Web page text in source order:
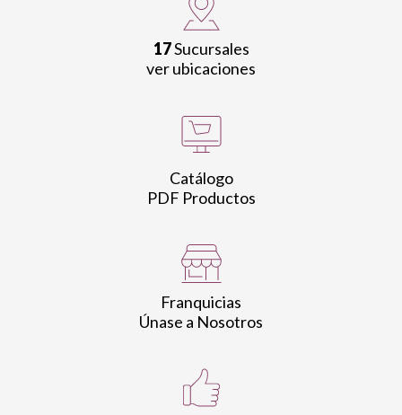
17Sucursales
ver ubicaciones
Catálogo
PDF Productos
Franquicias
Únase a Nosotros